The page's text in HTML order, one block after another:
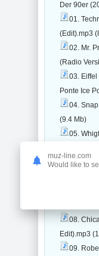
Der 90er
01.
(Edit).mp3
02. Mr.
(Radio
03.
Ponte Ice
04.
(9.4 Mb)
05.
06. Gigi
07.
08.
Edit).mp3
09.
muz-line.com
Would like to